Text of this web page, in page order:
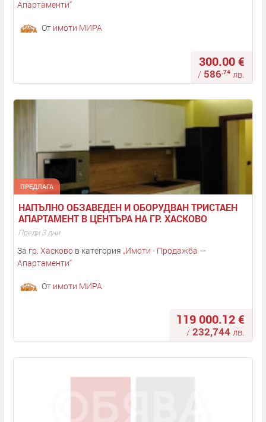
Апартаменти“
От имоти МИРА
300.00 €
/ 586.74 лв.
ПРЕДЛАГА
НАПЪЛНО ОБЗАВЕДЕН И ОБОРУДВАН ТРИСТАЕН
АПАРТАМЕНТ В ЦЕНТЪРА НА ГР. ХАСКОВО
Преди 3 дни
За гр. Хасковов категория „Имоти - Продажба —
Апартаменти“
От имоти МИРА
119 000.12 €
/232,744 лв.